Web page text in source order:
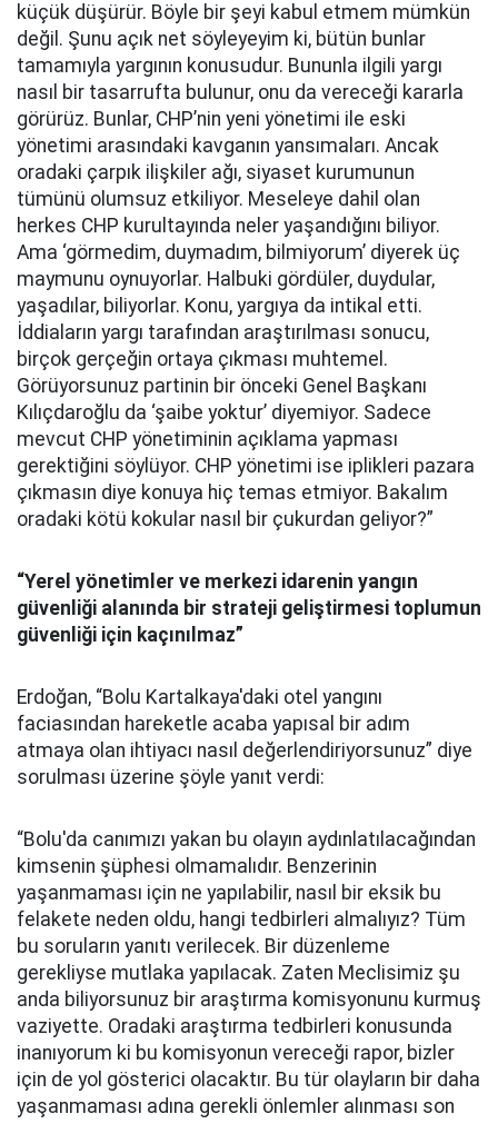
küçük düşürür. Böyle bir şeyi kabul etmem mümkün
değil. Şunu açık net söyleyeyim ki, bütün bunlar
tamamıyla yargının konusudur. Bununla ilgili yargı
nasıl bir tasarrufta bulunur, onu da vereceği kararla
görürüz. Bunlar, CHP’nin yeni yönetimi ile eski
yönetimi arasındaki kavganın yansımaları. Ancak
oradaki çarpık ilişkiler ağı, siyaset kurumunun
tümünü olumsuz etkiliyor. Meseleye dahil olan
herkes CHP kurultayında neler yaşandığını biliyor.
Ama ‘görmedim, duymadım, bilmiyorum’ diyerek üç
maymunu oynuyorlar. Halbuki gördüler, duydular,
yaşadılar, biliyorlar. Konu, yargıya da intikal etti.
İddiaların yargı tarafından araştırılması sonucu,
birçok gerçeğin ortaya çıkması muhtemel.
Görüyorsunuz partinin bir önceki Genel Başkanı
Kılıçdaroğlu da ‘şaibe yoktur’ diyemiyor. Sadece
mevcut CHP yönetiminin açıklama yapması
gerektiğini söylüyor. CHP yönetimi ise iplikleri pazara
çıkmasın diye konuya hiç temas etmiyor. Bakalım
oradaki kötü kokular nasıl bir çukurdan geliyor?”
“Yerel yönetimler ve merkezi idarenin yangın
güvenliği alanında bir strateji geliştirmesi toplumun
güvenliği için kaçınılmaz”
Erdoğan, “Bolu Kartalkaya'daki otel yangını
faciasından hareketle acaba yapısal bir adım
atmaya olan ihtiyacı nasıl değerlendiriyorsunuz” diye
sorulması üzerine şöyle yanıt verdi:
“Bolu'da canımızı yakan bu olayın aydınlatılacağından
kimsenin şüphesi olmamalıdır. Benzerinin
yaşanmaması için ne yapılabilir, nasıl bir eksik bu
felakete neden oldu, hangi tedbirleri almalıyız? Tüm
bu soruların yanıtı verilecek. Bir düzenleme
gerekliyse mutlaka yapılacak. Zaten Meclisimiz şu
anda biliyorsunuz bir araştırma komisyonunu kurmuş
vaziyette. Oradaki araştırma tedbirleri konusunda
inanıyorum ki bu komisyonun vereceği rapor, bizler
için de yol gösterici olacaktır. Bu tür olayların bir daha
yaşanmaması adına gerekli önlemler alınması son